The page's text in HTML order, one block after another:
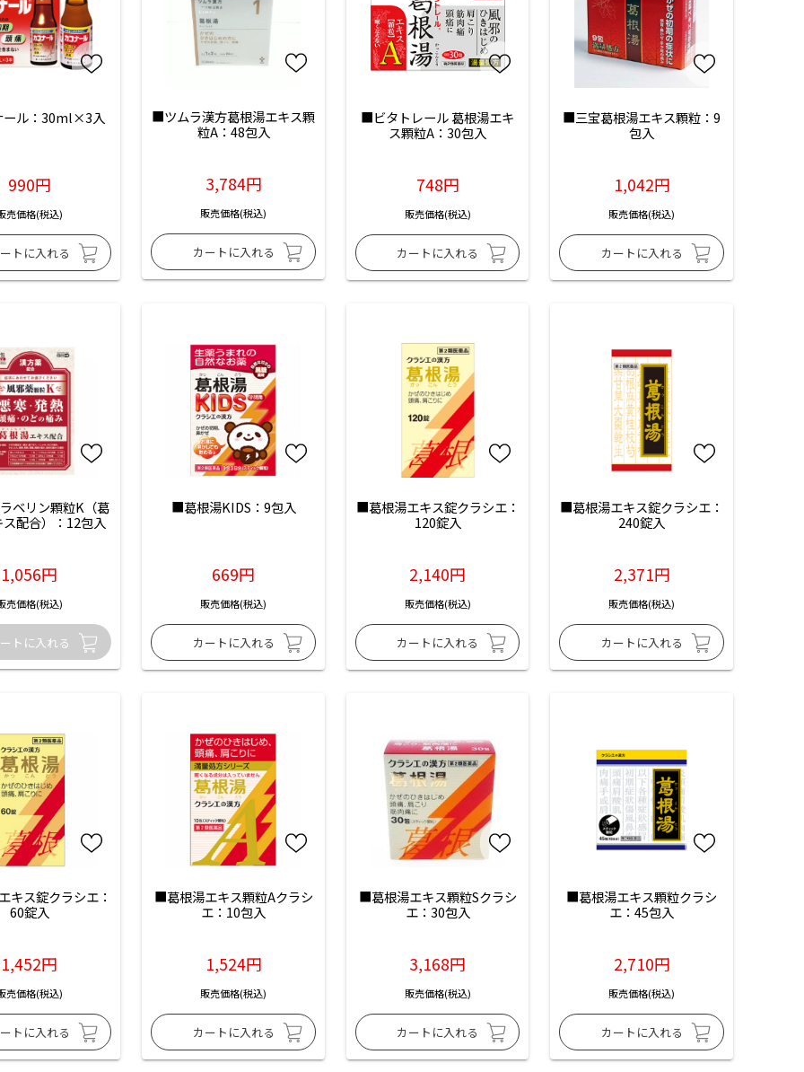
ル：30ml×3入
990円
売価格(税込)
■ツムラ漢方葛根湯エキス顆
粒A：48包入
3,784円
販売価格(税込)
■ビタトレール 葛根湯エキ
ス顆粒A：30包入
748円
販売価格(税込)
■三宝葛根湯エキス顆粒：9
包入
1,042円
販売価格(税込)
ベリン顆粒K（葛
配合）：12包入
1,056円
売価格(税込)
■葛根湯KIDS：9包入
669円
販売価格(税込)
■葛根湯エキス錠クラシエ：
120錠入
2,140円
販売価格(税込)
■葛根湯エキス錠クラシエ：
240錠入
2,371円
販売価格(税込)
キス錠クラシエ：
60錠入
1,452円
売価格(税込)
■葛根湯エキス顆粒Aクラシ
エ：10包入
1,524円
販売価格(税込)
■葛根湯エキス顆粒Sクラシ
エ：30包入
3,168円
販売価格(税込)
■葛根湯エキス顆粒クラシ
エ：45包入
2,710円
販売価格(税込)